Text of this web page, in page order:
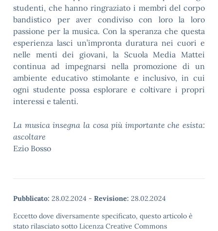
studenti, che hanno ringraziato i membri del corpo
bandistico per aver condiviso con loro la loro
passione per la musica. Con la speranza che questa
esperienza lasci un’impronta duratura nei cuori e
nelle menti dei giovani, la Scuola Media Mattei
continua ad impegnarsi nella promozione di un
ambiente educativo stimolante e inclusivo, in cui
ogni studente possa esplorare e coltivare i propri
interessi e talenti.
La musica insegna la cosa più importante che esista:
ascoltare
Ezio Bosso
Pubblicato: 28.02.2024 - Revisione: 28.02.2024
Eccetto dove diversamente specificato, questo articolo è
stato rilasciato sotto Licenza Creative Commons